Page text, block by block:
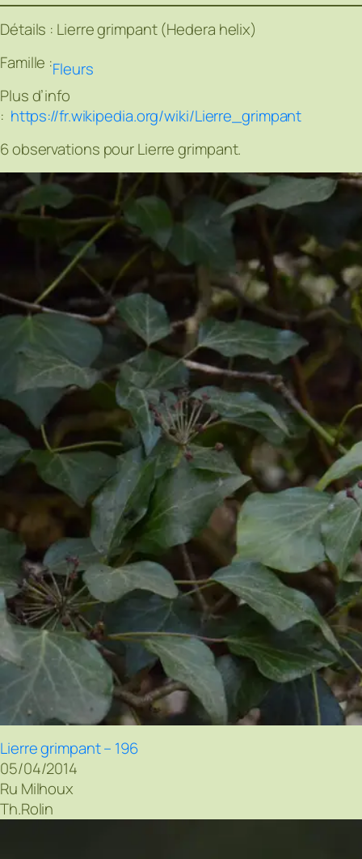
Détails : Lierre grimpant (Hedera helix)
Famille :Fleurs
Plus d’info
: https://fr.wikipedia.org/wiki/Lierre_grimpant
6 observations pour Lierre grimpant.
Lierre grimpant – 196
05/04/2014
Ru Milhoux
Th.Rolin